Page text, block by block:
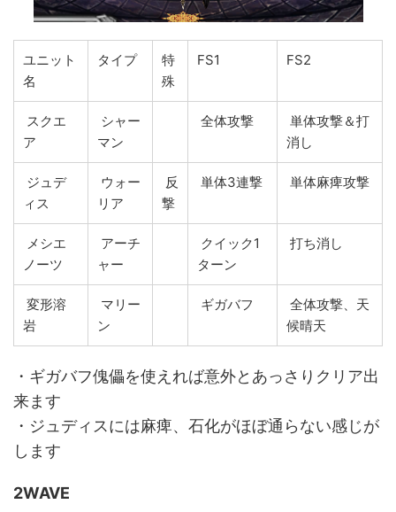
ユニット
名
タイプ
特
殊
FS1 FS2
スクエ
ア
シャー
マン
全体攻撃
単体攻撃＆打
消し
ジュデ
ィス
ウォー
リア
反
撃
単体3連撃 単体麻痺攻撃
メシエ
ノーツ
アーチ
ャー
クイック1
ターン
打ち消し
変形溶
岩
マリー
ン
ギガバフ
全体攻撃、天
候晴天
・ギガバフ傀儡を使えれば意外とあっさりクリア出
来ます
・ジュディスには麻痺、石化がほぼ通らない感じが
します
2WAVE